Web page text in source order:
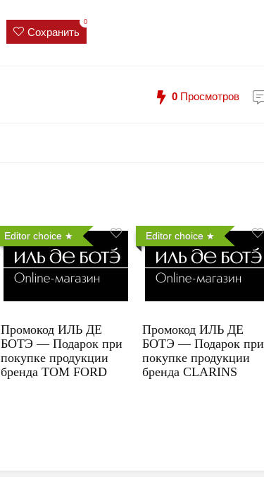
Сохранить
0
0 Просмотров
Editor choice
Промокод ИЛЬ ДЕ
БОТЭ — Подарок при
покупке продукции
бренда TOM FORD
Editor choice
Промокод ИЛЬ ДЕ
БОТЭ — Подарок при
покупке продукции
бренда CLARINS